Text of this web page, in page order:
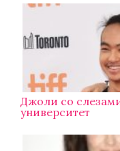
Джоли со
университет